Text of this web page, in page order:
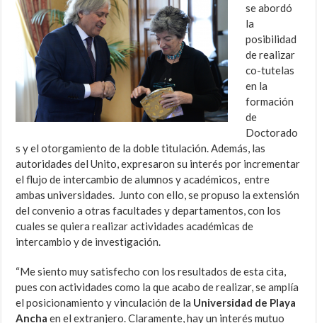
se abordó
la
posibilidad
de realizar
co-tutelas
en la
formación
de
Doctorado
s y el otorgamiento de la doble titulación. Además, las
autoridades del Unito, expresaron su interés por incrementar
el flujo de intercambio de alumnos y académicos, entre
ambas universidades. Junto con ello, se propuso la extensión
del convenio a otras facultades y departamentos, con los
cuales se quiera realizar actividades académicas de
intercambio y de investigación.
“Me siento muy satisfecho con los resultados de esta cita,
pues con actividades como la que acabo de realizar, se amplía
el posicionamiento y vinculación de la Universidad de Playa
Ancha en el extranjero. Claramente, hay un interés mutuo